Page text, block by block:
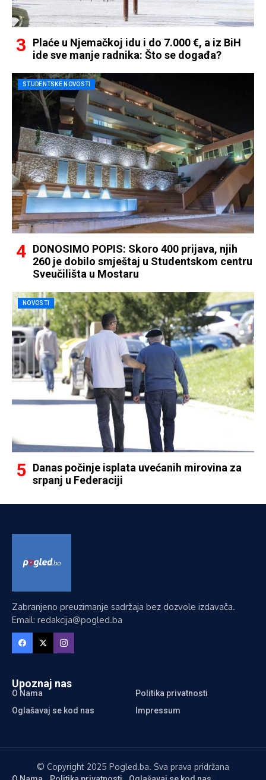
Plaće u Njemačkoj idu i do 7.000 €, a iz BiH
ide sve manje radnika: Što se događa?
STUDENTSKE NOVOSTI
DONOSIMO POPIS: Skoro 400 prijava, njih
260 je dobilo smještaj u Studentskom centru
Sveučilišta u Mostaru
NOVOSTI
Danas počinje isplata uvećanih mirovina za
srpanj u Federaciji
Zabranjeno preuzimanje sadržaja bez dozvole izdavača.
Email: redakcija@pogled.ba
Upoznaj nas
O Nama
Politika privatnosti
Oglašavaj se kod nas
Impressum
© Copyright 2025 Pogled.ba. Sva prava pridržana